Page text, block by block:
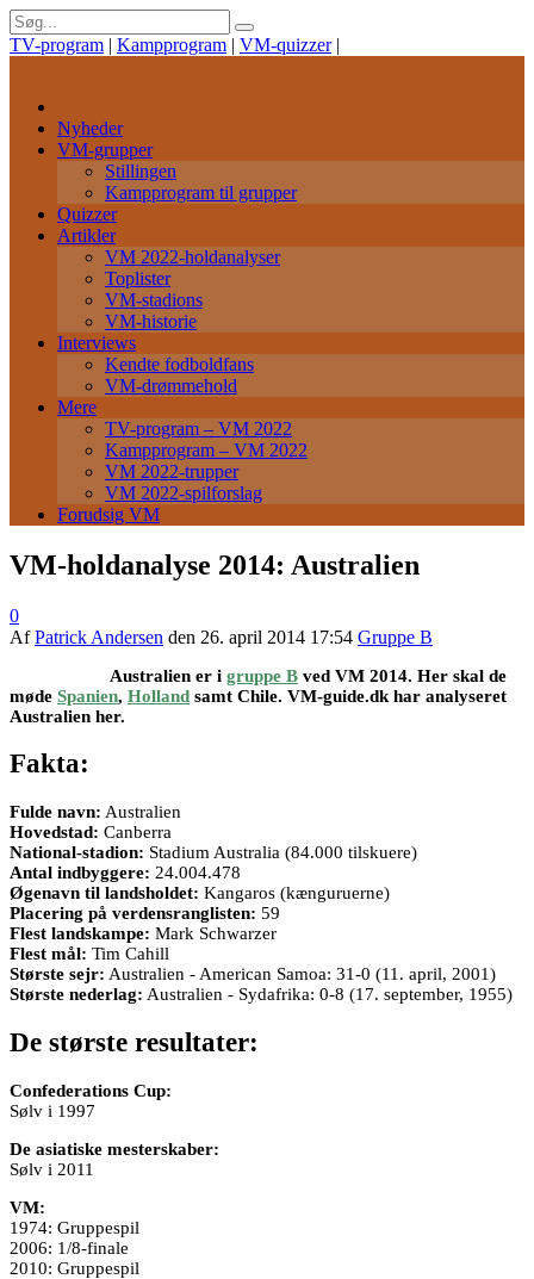
TV-program | Kampprogram | VM-quizzer |
Nyheder
VM-grupper
Stillingen
Kampprogram til grupper
Quizzer
Artikler
VM 2022-holdanalyser
Toplister
VM-stadions
VM-historie
Interviews
Kendte fodboldfans
VM-drømmehold
Mere
TV-program – VM 2022
Kampprogram – VM 2022
VM 2022-trupper
VM 2022-spilforslag
Forudsig VM
VM-holdanalyse 2014: Australien
0
AfPatrick Andersen den 26. april 2014 17:54 Gruppe B
Australien er i gruppe B ved VM 2014. Her skal de
møde Spanien, Holland samt Chile. VM-guide.dk har analyseret
Australien her.
Fakta:
Fulde navn: Australien
Hovedstad: Canberra
National-stadion: Stadium Australia (84.000 tilskuere)
Antal indbyggere: 24.004.478
Øgenavn til landsholdet: Kangaros (kænguruerne)
Placering på verdensranglisten: 59
Flest landskampe: Mark Schwarzer
Flest mål: Tim Cahill
Største sejr: Australien - American Samoa: 31-0 (11. april, 2001)
Største nederlag: Australien - Sydafrika: 0-8 (17. september, 1955)
De største resultater:
Confederations Cup:
Sølv i 1997
De asiatiske mesterskaber:
Sølv i 2011
VM:
1974: Gruppespil
2006: 1/8-finale
2010: Gruppespil